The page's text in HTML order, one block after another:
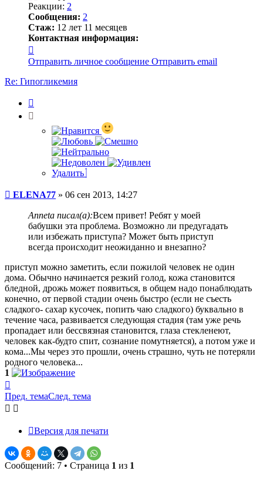
Реакции: 2
Сообщения: 2
Стаж: 12 лет 11 месяцев
Контактная информация:
информация
пользователя
ELENA77
Отправить личное сообщение Отправить email
Re: Гипогликемия
Удалить
Сообщение
ELENA77 » 06 сен 2013, 14:27
Anneta писал(а):Всем привет! Ребят у моей
бабушки эта проблема. Возможно ли предугадать
или избежать приступа? Может быть приступ
всегда происходит неожиданно и внезапно?
приступ можно заметить, если пожилой человек не один
дома. Обычно начинается резкий голод, кожа становится
бледной, дрожь может появиться, в общем надо понаблюдать
конечно, от первой стадии очень быстро (если не съесть
сладкого- сахар кусочек, попить чаю сладкого) буквально в
течение часа, развивается следующая стадия (там уже речь
пропадает или бессвязная становится, глаза стекленеют,
человек как-будто спит, сознание помутняется), а потом уже и
кома...Мы через это прошли, очень страшно, чуть не потеряли
родного человека...
1
к
началу
Пред. темаСлед. тема
Версия для печати
Сообщений: 7 • Страница 1 из 1